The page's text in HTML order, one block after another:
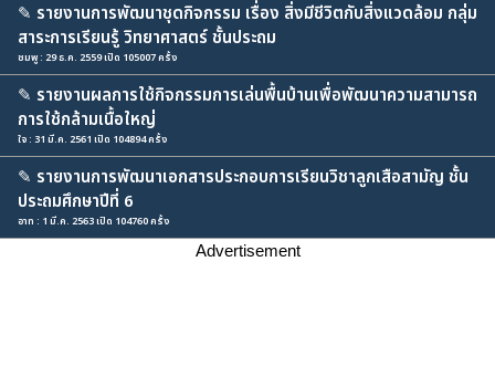
✎ รายงานการพัฒนาชุดกิจกรรม เรื่อง สิ่งมีชีวิตกับสิ่งแวดล้อม กลุ่ม
สาระการเรียนรู้ วิทยาศาสตร์ ชั้นประถม
ชมพู : 29 ธ.ค. 2559 เปิด 105007 ครั้ง
✎ รายงานผลการใช้กิจกรรมการเล่นพื้นบ้านเพื่อพัฒนาความสามารถ
การใช้กล้ามเนื้อใหญ่
ใจ : 31 มี.ค. 2561 เปิด 104894 ครั้ง
✎ รายงานการพัฒนาเอกสารประกอบการเรียนวิชาลูกเสือสามัญ ชั้น
ประถมศึกษาปีที่ 6
อาท : 1 มี.ค. 2563 เปิด 104760 ครั้ง
Advertisement